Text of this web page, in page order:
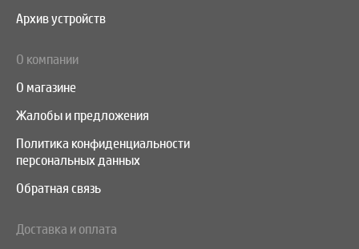
Архив устройств
О компании
О магазине
Жалобы и предложения
Политика конфиденциальности
персональных данных
Обратная связь
Доставка и оплата